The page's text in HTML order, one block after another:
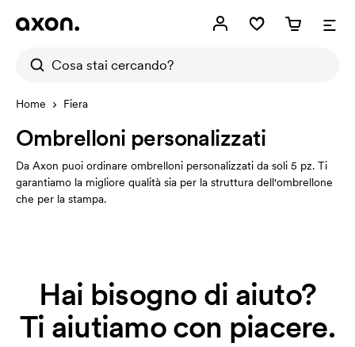
Home Fiera
Ombrelloni personalizzati
Da Axon puoi ordinare ombrelloni personalizzati da soli 5 pz. Ti
garantiamo la migliore qualità sia per la struttura dell'ombrellone
che per la stampa.
Hai bisogno di aiuto?
Ti aiutiamo con piacere.